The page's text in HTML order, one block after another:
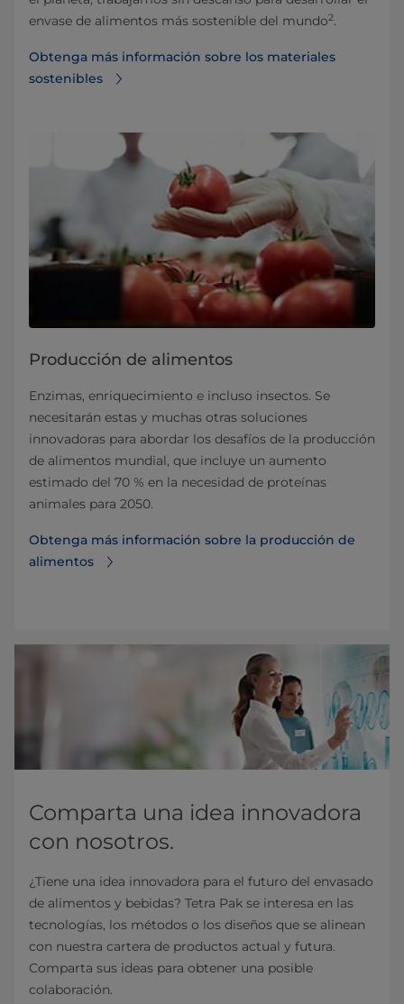
envase de alimentos más sostenible del mundo2.
Obtenga más información sobre los materiales
sostenibles
Producción de alimentos
Enzimas, enriquecimiento e incluso insectos. Se
necesitarán estas y muchas otras soluciones
innovadoras para abordar los desafíos de la producción
de alimentos mundial, que incluye un aumento
estimado del 70 % en la necesidad de proteínas
animales para 2050.
Obtenga más información sobre la producción de
alimentos
Comparta una idea innovadora
con nosotros.
¿Tiene una idea innovadora para el futuro del envasado
de alimentos y bebidas? Tetra Pak se interesa en las
tecnologías, los métodos o los diseños que se alinean
con nuestra cartera de productos actual y futura.
Comparta sus ideas para obtener una posible
colaboración.